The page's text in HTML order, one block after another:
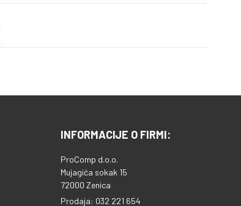
INFORMACIJE O FIRMI:
ProComp d.o.o.
Mujagića sokak 15
72000 Zenica
Prodaja: 032 221 654